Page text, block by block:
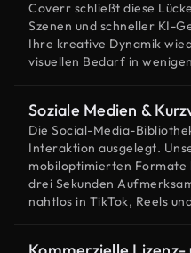
Coverr schließt diese
Szenen und schneller KI-
Ihre kreative Dynamik
visuellen Bedarf in
Soziale Medien &
Die Social-Media-
Interaktion ausgelegt.
mobiloptimierten Formate
drei Sekunden
nahtlos in TikTok, Reels